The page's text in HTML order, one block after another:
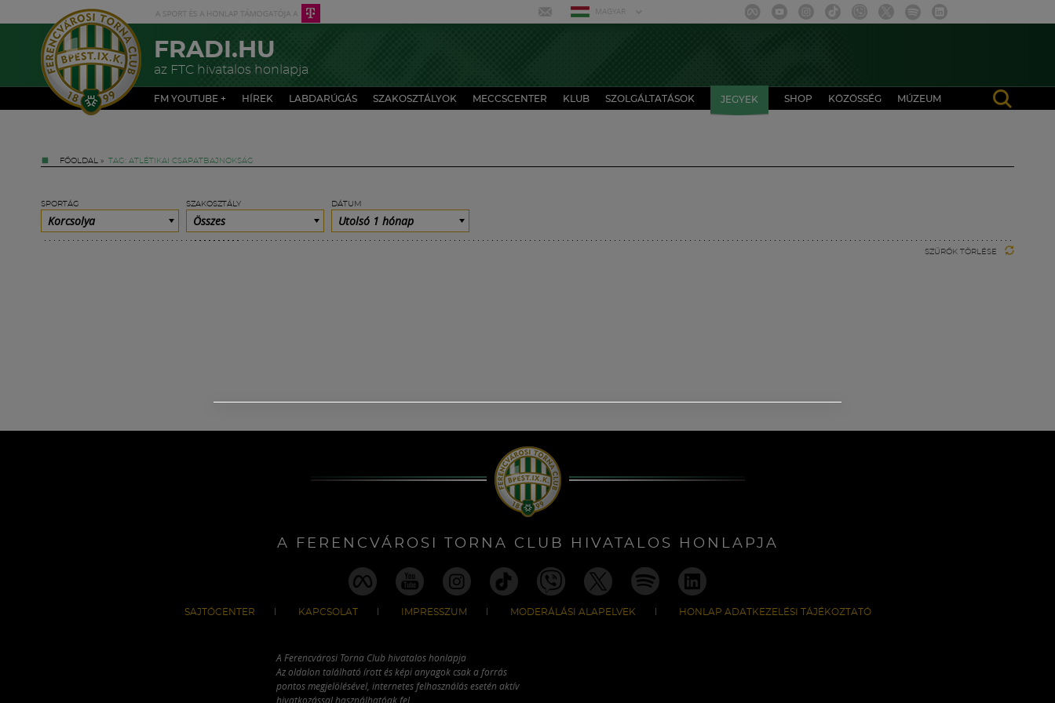
MAGYAR
FRADI.HU
az FTC hivatalos honlapja
FM YOUTUBE + HÍREK LABDARÚGÁS SZAKOSZTÁLYOK MECCSCENTER KLUB SZOLGÁLTATÁSOK JEGYEK SHOP KÖZÖSSÉG MÚZEUM
FŐOLDAL » TAG: ATLÉTIKAI CSAPATBAJNOKSÁG
SPORTÁG
Korcsolya
SZAKOSZTÁLY
Összes
DÁTUM
Utolsó 1 hónap
SZŰRŐK TÖRLÉSE
A FERENCVÁROSI TORNA CLUB HIVATALOS HONLAPJA
SAJTÓCENTER KAPCSOLAT IMPRESSZUM MODERÁLÁSI ALAPELVEK HONLAP ADATKEZELÉSI TÁJÉKOZTATÓ
A Ferencvárosi Torna Club hivatalos honlapja
Az oldalon található írott és képi anyagok csak a forrás
pontos megjelölésével, internetes felhasználás esetén aktív
hivatkozással használhatóak fel.